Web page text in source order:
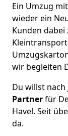
Ein Umzug
wieder ein
Kunden
wir begleiten
Du willst nach
Partnerfür
Havel. Seit
da.